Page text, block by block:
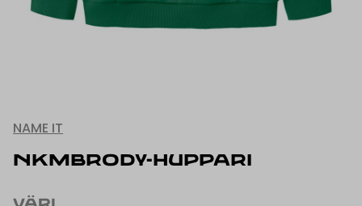
NAME IT
NKMBRODY-HUPPARI